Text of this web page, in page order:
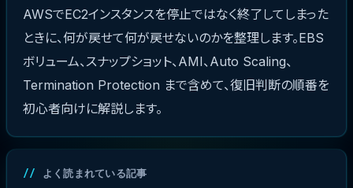
AWSでEC2インスタンスを停止ではなく終了してしまった
ときに、何が戻せて何が戻せないのかを整理します。EBS
ボリューム、スナップショット、AMI、Auto Scaling、
Termination Protection まで含めて、復旧判断の順番を
初心者向けに解説します。
よく読まれている記事